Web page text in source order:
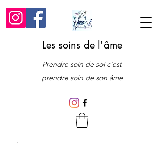
Les soins de l'âme
Prendre soin de soi c'est
prendre soin de son âme